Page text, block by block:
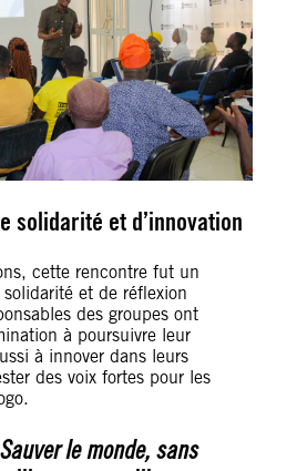
solidarité et d’innovation
cette rencontre fut un
et de réflexion
des groupes ont
à poursuivre leur
à innover dans leurs
des voix fortes pour les
le monde, sans